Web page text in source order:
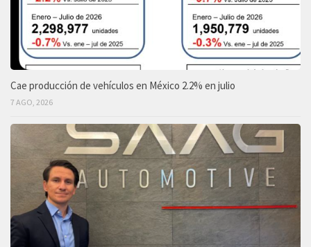
Cae producción de vehículos en México 2.2% en julio
7 AGO, 2026